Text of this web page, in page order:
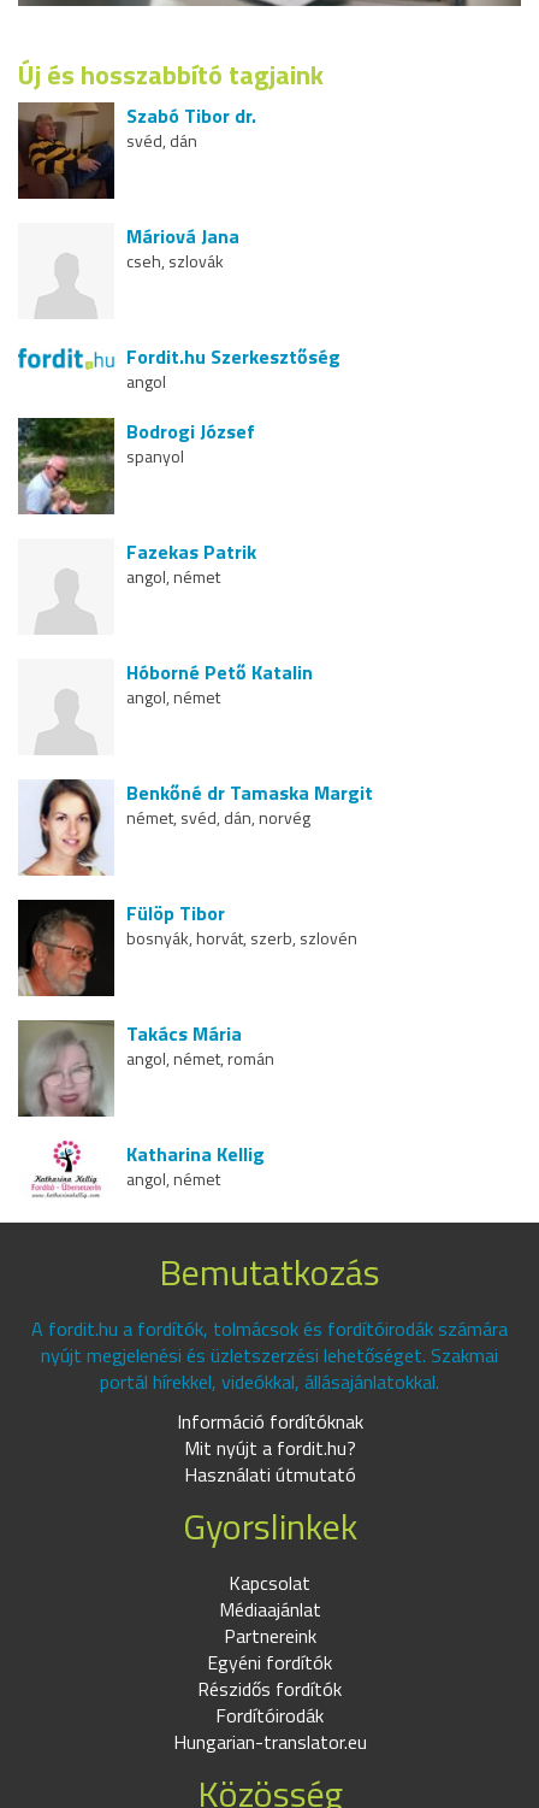
Új és hosszabbító tagjaink
Szabó Tibor dr.
svéd, dán
Máriová Jana
cseh, szlovák
Fordit.hu Szerkesztőség
angol
Bodrogi József
spanyol
Fazekas Patrik
angol, német
Hóborné Pető Katalin
angol, német
Benkőné dr Tamaska Margit
német, svéd, dán, norvég
Fülöp Tibor
bosnyák, horvát, szerb, szlovén
Takács Mária
angol, német, román
Katharina Kellig
angol, német
Bemutatkozás
A fordit.hu a fordítók, tolmácsok és fordítóirodák számára
nyújt megjelenési és üzletszerzési lehetőséget. Szakmai
portál hírekkel, videókkal, állásajánlatokkal.
Információ fordítóknak
Mit nyújt a fordit.hu?
Használati útmutató
Gyorslinkek
Kapcsolat
Médiaajánlat
Partnereink
Egyéni fordítók
Részidős fordítók
Fordítóirodák
Hungarian-translator.eu
Közösség